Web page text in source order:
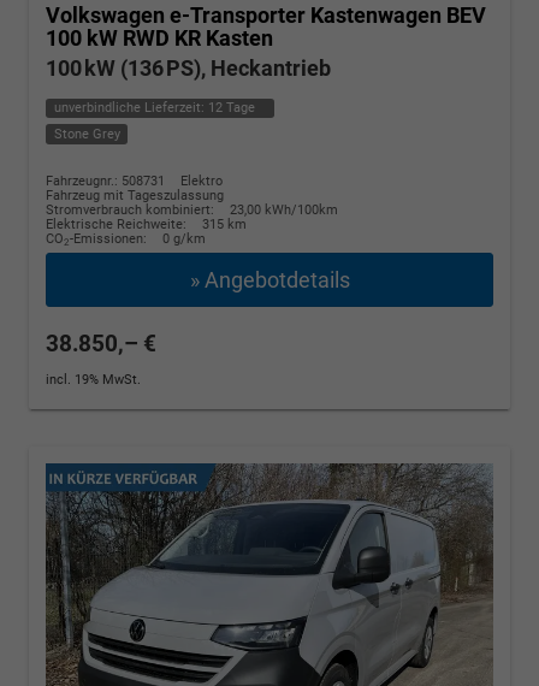
Volkswagen e-Transporter Kastenwagen BEV
100 kW RWD KR Kasten
100 kW (136 PS), Heckantrieb
unverbindliche Lieferzeit: 12 Tage
Stone Grey
Fahrzeugnr.: 508731
Elektro
Fahrzeug mit Tageszulassung
Stromverbrauch kombiniert:
23,00 kWh/100km
Elektrische Reichweite:
315 km
CO2-Emissionen: 0 g/km
» Angebotdetails
38.850,– €
incl. 19% MwSt.